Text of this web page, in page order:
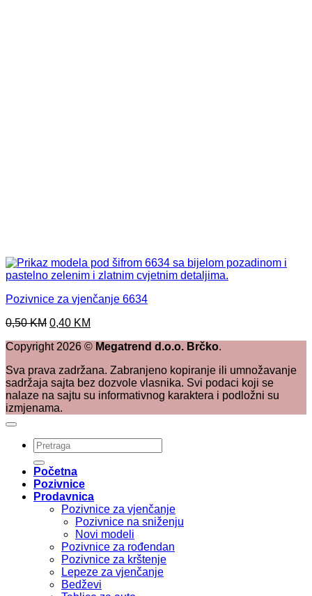
Pozivnice za vjenčanje 6634
0,50KM Original
was:
0,40 KM
is:
Copyright 2026 © Megatrend d.o.o. Brčko.
Sva prava zadržana. Zabranjeno kopiranje ili umnožavanje
sadržaja sajta bez dozvole vlasnika. Svi podaci koji se
nalaze na sajtu su informativnog karaktera i podložni su
izmjenama.
Pretraži:
Početna
Pozivnice
Prodavnica
Pozivnice za vjenčanje
Pozivnice na sniženju
Novi modeli
Pozivnice za rođendan
Pozivnice za krštenje
Lepeze za vjenčanje
Bedževi